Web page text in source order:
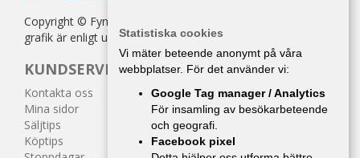
Copyright © Fyndbörsen. All kopiering av texter, bilder eller
grafik är enligt upphovsrättslagen förbjuden.
KUNDSERVICE
Kontakta oss
Mina sidor
Säljtips
Köptips
Statistiska cookies
Vi mäter beteende anonymt på våra
webbplatser. För det använder vi:
Google Tag manager / Analytics
För insamling av besökarbeteende
och geografi.
Facebook pixel